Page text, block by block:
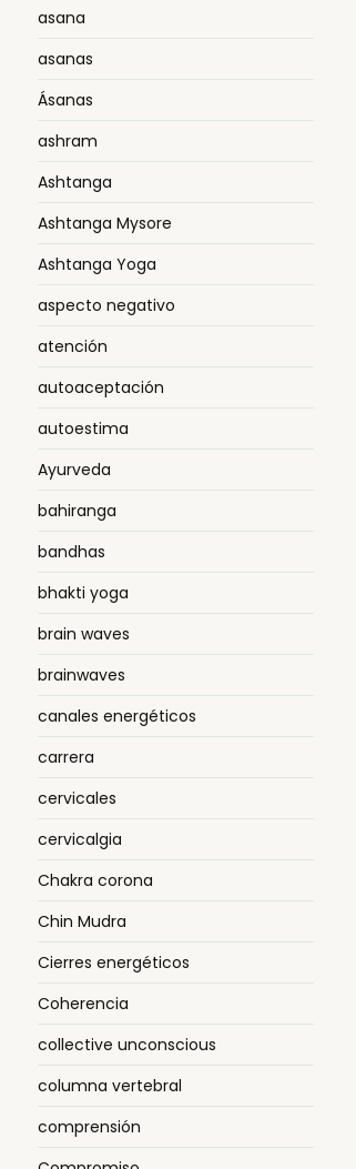
asana
asanas
Ásanas
ashram
Ashtanga
Ashtanga Mysore
Ashtanga Yoga
aspecto negativo
atención
autoaceptación
autoestima
Ayurveda
bahiranga
bandhas
bhakti yoga
brain waves
brainwaves
canales energéticos
carrera
cervicales
cervicalgia
Chakra corona
Chin Mudra
Cierres energéticos
Coherencia
collective unconscious
columna vertebral
comprensión